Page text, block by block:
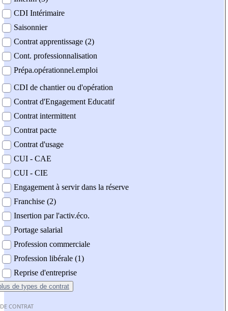
CDI Intérimaire
Saisonnier
Contrat apprentissage (2)
Cont. professionnalisation
Prépa.opérationnel.emploi
CDI de chantier ou d'opération
Contrat d'Engagement Educatif
Contrat intermittent
Contrat pacte
Contrat d'usage
CUI - CAE
CUI - CIE
Engagement à servir dans la réserve
Franchise (2)
Insertion par l'activ.éco.
Portage salarial
Profession commerciale
Profession libérale (1)
Reprise d'entreprise
de types de contrat
CONTRAT